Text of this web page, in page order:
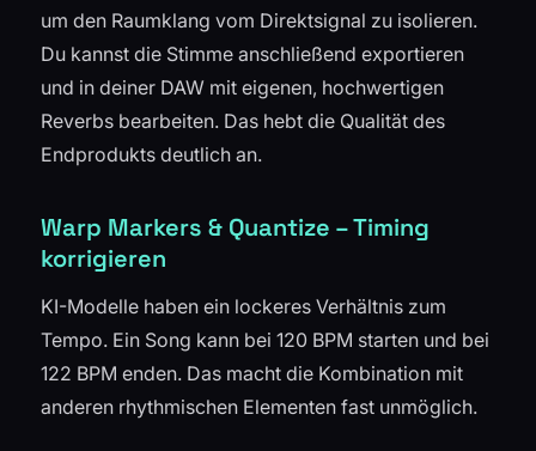
um den Raumklang vom Direktsignal zu isolieren.
Du kannst die Stimme anschließend exportieren
und in deiner DAW mit eigenen, hochwertigen
Reverbs bearbeiten. Das hebt die Qualität des
Endprodukts deutlich an.
Warp Markers & Quantize – Timing
korrigieren
KI-Modelle haben ein lockeres Verhältnis zum
Tempo. Ein Song kann bei 120 BPM starten und bei
122 BPM enden. Das macht die Kombination mit
anderen rhythmischen Elementen fast unmöglich.